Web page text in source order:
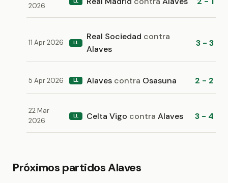
2026
11 Apr 2026 LL
Real Sociedad contra
Alaves
3 - 3
5 Apr 2026 LL Alaves contra Osasuna 2 - 2
22 Mar
2026
LL Celta Vigo contra Alaves 3 - 4
Próximos partidos Alaves